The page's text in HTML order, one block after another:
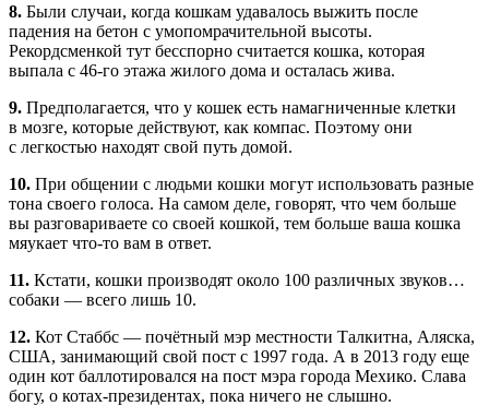
8. Были случаи, когда кошкам удавалось выжить после
падения на бетон с умопомрачительной высоты.
Рекордсменкой тут бесспорно считается кошка, которая
выпала с 46-го этажа жилого дома и осталась жива.
9. Предполагается, что у кошек есть намагниченные клетки
в мозге, которые действуют, как компас. Поэтому они
с легкостью находят свой путь домой.
10. При общении с людьми кошки могут использовать разные
тона своего голоса. На самом деле, говорят, что чем больше
вы разговариваете со своей кошкой, тем больше ваша кошка
мяукает что-то вам в ответ.
11. Кстати, кошки производят около 100 различных звуков…
собаки — всего лишь 10.
12. Кот Стаббс — почётный мэр местности Талкитна, Аляска,
США, занимающий свой пост с 1997 года. А в 2013 году еще
один кот баллотировался на пост мэра города Мехико. Слава
богу, о котах-президентах, пока ничего не слышно.